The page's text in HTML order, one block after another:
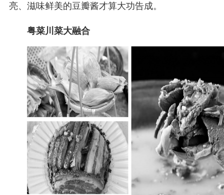
亮、滋味鲜美的豆瓣酱才算大功告成。
粤菜川菜大融合